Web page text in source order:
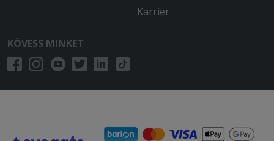
Karrier
KÖVESS MINKET